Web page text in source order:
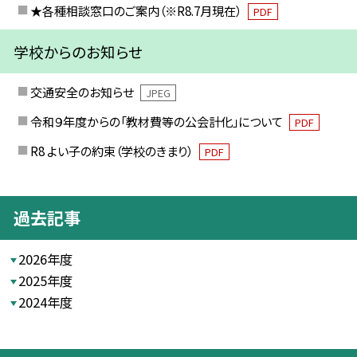
★各種相談窓口のご案内（※R8.7月現在） PDF
学校からのお知らせ
交通安全のお知らせ JPEG
令和９年度からの「教材費等の公会計化」について PDF
R8 よい子の約束（学校のきまり） PDF
過去記事
2026年度
2025年度
2024年度